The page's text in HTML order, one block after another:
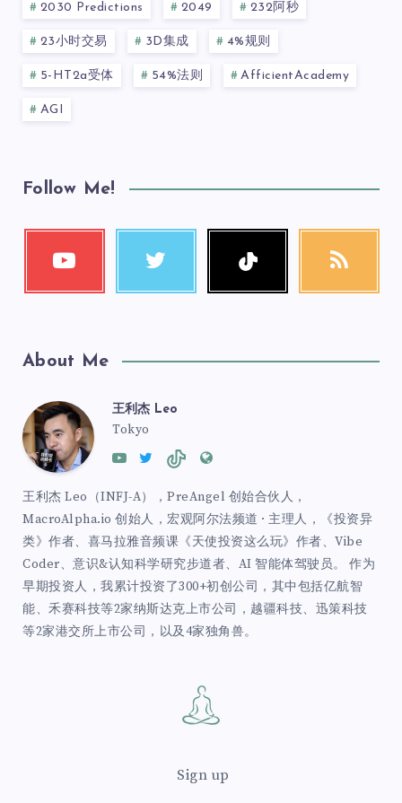
2030 Predictions 2049 232阿秒
23小时交易 3D集成 4%规则
5-HT2a受体 54%法则 AfficientAcademy
AGI
Follow Me!
About Me
王利杰 Leo
Tokyo
王利杰 Leo（INFJ-A），PreAngel 创始合伙人，
MacroAlpha.io 创始人，宏观阿尔法频道 · 主理人，《投资异
类》作者、喜马拉雅音频课《天使投资这么玩》作者、Vibe
Coder、意识&认知科学研究步道者、AI 智能体驾驶员。 作为
早期投资人，我累计投资了300+初创公司，其中包括亿航智
能、禾赛科技等2家纳斯达克上市公司，越疆科技、迅策科技
等2家港交所上市公司，以及4家独角兽。
Sign up